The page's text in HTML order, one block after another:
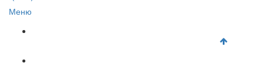
Меню